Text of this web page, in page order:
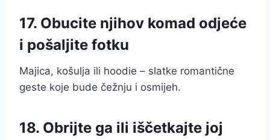
17. Obucite njihov komad odjeće
i pošaljite fotku
Majica, košulja ili hoodie – slatke romantične
geste koje bude čežnju i osmijeh.
18. Obrijte ga ili iščetkajte joj